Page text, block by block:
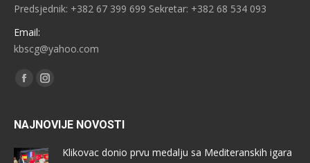
Predsjednik: +382 67 399 699 Sekretar: +382 68 534 093
Email:
kbscg@yahoo.com
Find us on:
FacebookInstagram
NAJNOVIJE NOVOSTI
Klikovac donio prvu medalju sa Mediteranskih igara